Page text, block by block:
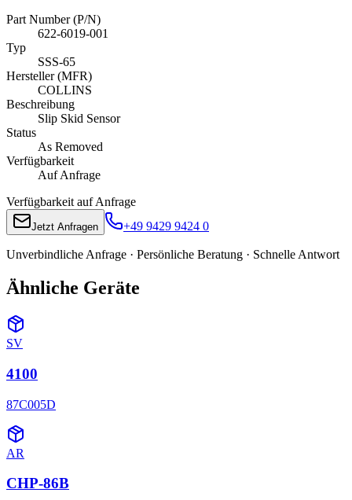
Part Number (P/N)
622-6019-001
Typ
SSS-65
Hersteller (MFR)
COLLINS
Beschreibung
Slip Skid Sensor
Status
As Removed
Verfügbarkeit
Auf Anfrage
Verfügbarkeit auf Anfrage
Jetzt Anfragen +49 9429 9424 0
Unverbindliche Anfrage · Persönliche Beratung · Schnelle Antwort
Ähnliche Geräte
SV
4100
87C005D
AR
CHP-86B